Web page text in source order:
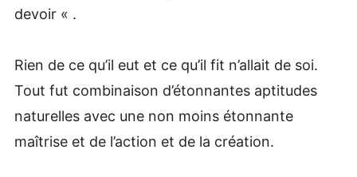
devoir « .
Rien de ce qu’il eut et ce qu’il fit n’allait de soi.
Tout fut combinaison d’étonnantes aptitudes
naturelles avec une non moins étonnante
maîtrise et de l’action et de la création.